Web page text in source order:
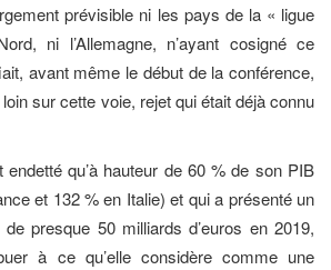
prévisible ni les pays de la « ligue
ni l’Allemagne, n’ayant cosigné ce
avant même le début de la conférence,
loin sur cette voie, rejet qui était déjà connu
endetté qu’à hauteur de 60 % de son PIB
et 132 % en Italie) et qui a présenté un
presque 50 milliards d’euros en 2019,
à ce qu’elle considère comme une